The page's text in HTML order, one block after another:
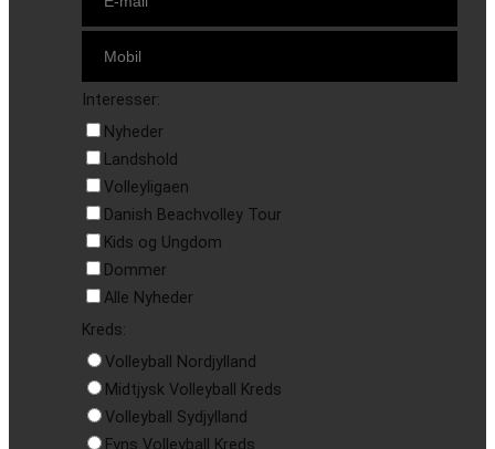
Interesser:
Nyheder
Landshold
Volleyligaen
Danish Beachvolley Tour
Kids og Ungdom
Dommer
Alle Nyheder
Kreds:
Volleyball Nordjylland
Midtjysk Volleyball Kreds
Volleyball Sydjylland
Fyns Volleyball Kreds